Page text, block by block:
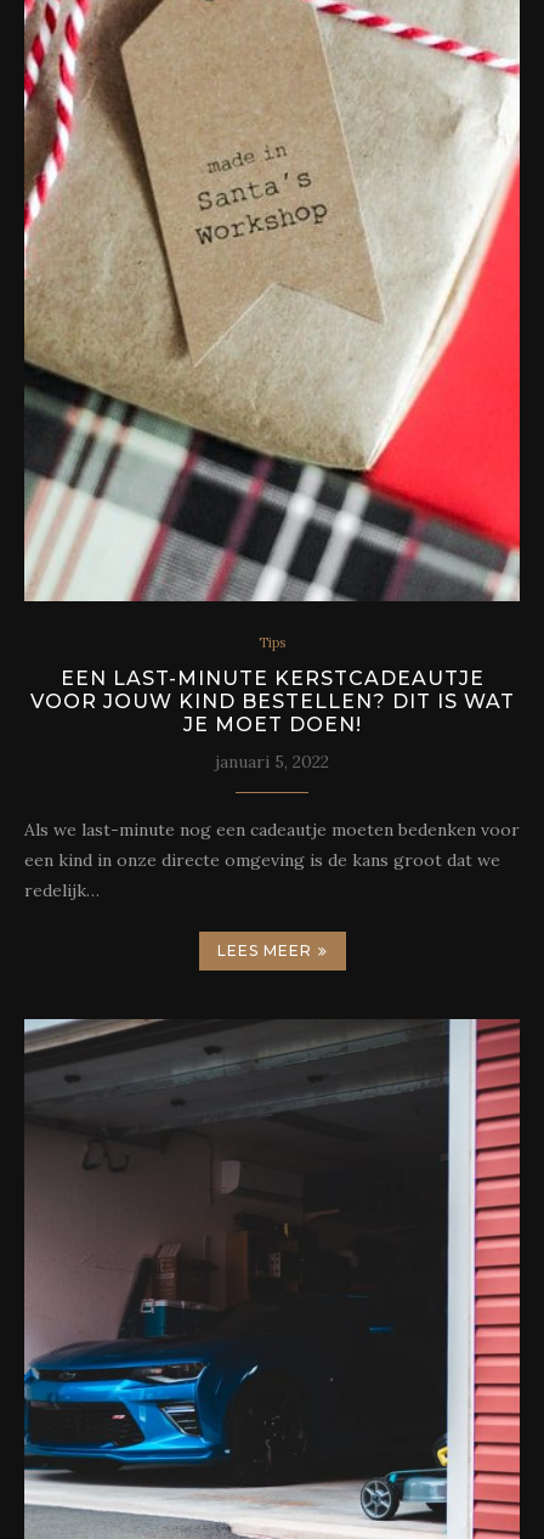
Tips
EEN LAST-MINUTE KERSTCADEAUTJE
VOOR JOUW KIND BESTELLEN? DIT IS WAT
JE MOET DOEN!
januari 5, 2022
Als we last-minute nog een cadeautje moeten bedenken voor
een kind in onze directe omgeving is de kans groot dat we
redelijk…
LEES MEER